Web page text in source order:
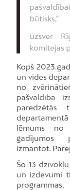
būtisks,”
uzsver
komitejas
Kopš
un vides
no
pašvaldība
paredzētās
lēmums no
gadījumos
izmantot.
Šo 13
un izdevumi